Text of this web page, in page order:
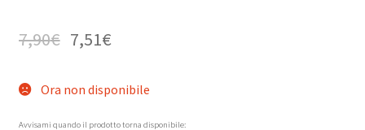
7,90€ 7,51€
Ora non disponibile
Avvisami quando il prodotto torna disponibile: